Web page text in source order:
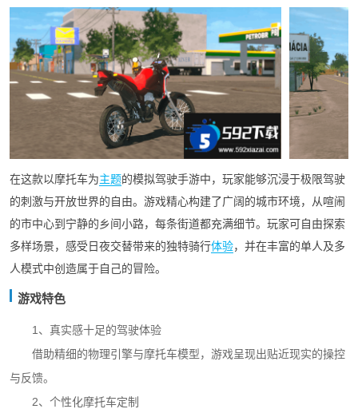
在这款以摩托车为主题的模拟驾驶手游中，玩家能够沉浸于极限驾驶
的刺激与开放世界的自由。游戏精心构建了广阔的城市环境，从喧闹
的市中心到宁静的乡间小路，每条街道都充满细节。玩家可自由探索
多样场景，感受日夜交替带来的独特骑行体验，并在丰富的单人及多
人模式中创造属于自己的冒险。
游戏特色
1、真实感十足的驾驶体验
借助精细的物理引擎与摩托车模型，游戏呈现出贴近现实的操控
与反馈。
2、个性化摩托车定制